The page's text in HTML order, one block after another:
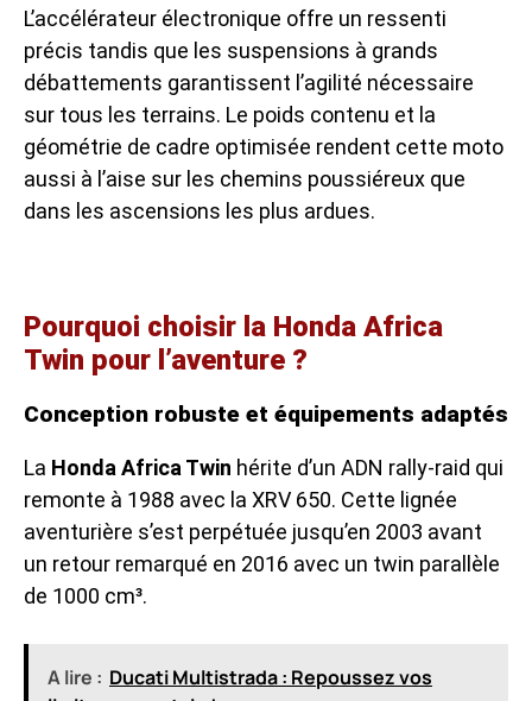
L’accélérateur électronique offre un ressenti
précis tandis que les suspensions à grands
débattements garantissent l’agilité nécessaire
sur tous les terrains. Le poids contenu et la
géométrie de cadre optimisée rendent cette moto
aussi à l’aise sur les chemins poussiéreux que
dans les ascensions les plus ardues.
Pourquoi choisir la Honda Africa
Twin pour l’aventure ?
Conception robuste et équipements adaptés
La Honda Africa Twin hérite d’un ADN rally-raid qui
remonte à 1988 avec la XRV 650. Cette lignée
aventurière s’est perpétuée jusqu’en 2003 avant
un retour remarqué en 2016 avec un twin parallèle
de 1000 cm³.
A lire : Ducati Multistrada : Repoussez vos